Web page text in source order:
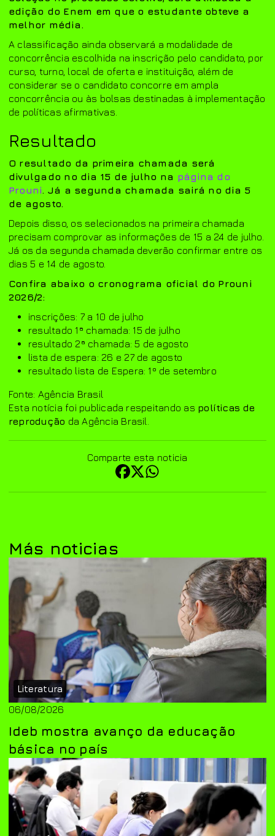
edição do Enem em que o estudante obteve a
melhor média.
A classificação ainda observará a modalidade de
concorrência escolhida na inscrição pelo candidato, por
curso, turno, local de oferta e instituição, além de
considerar se o candidato concorre em ampla
concorrência ou às bolsas destinadas à implementação
de políticas afirmativas.
Resultado
O resultado da primeira chamada será
divulgado no dia 15 de julho na página do
Prouni. Já a segunda chamada sairá no dia 5
de agosto.
Depois disso, os selecionados na primeira chamada
precisam comprovar as informações de 15 a 24 de julho.
Já os da segunda chamada deverão confirmar entre os
dias 5 e 14 de agosto.
Confira abaixo o cronograma oficial do Prouni
2026/2:
inscrições: 7 a 10 de julho
resultado 1ª chamada: 15 de julho
resultado 2ª chamada: 5 de agosto
lista de espera: 26 e 27 de agosto
resultado lista de Espera: 1º de setembro
Fonte: Agência Brasil
Esta notícia foi publicada respeitando as políticas de
reprodução da Agência Brasil.
Comparte esta noticia
Más noticias
Literatura
06/08/2026
Ideb mostra avanço da educação
básica no país